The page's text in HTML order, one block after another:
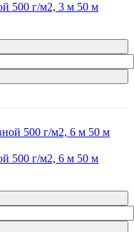
500 г/м2, 3 м 50 м
500 г/м2, 6 м 50 м